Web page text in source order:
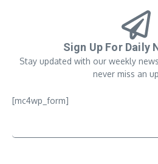
Sign Up For Daily
Stay updated with our weekly
never miss an
[mc4wp_form]